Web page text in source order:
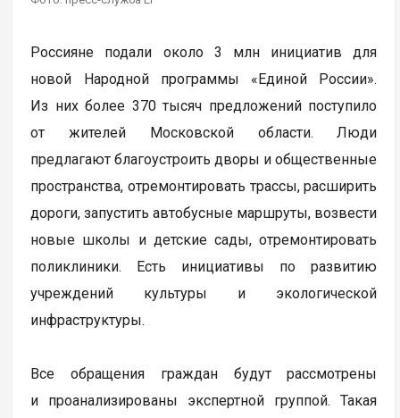
Россияне подали около 3 млн инициатив для
новой Народной программы «Единой России».
Из них более 370 тысяч предложений поступило
от жителей Московской области. Люди
предлагают благоустроить дворы и общественные
пространства, отремонтировать трассы, расширить
дороги, запустить автобусные маршруты, возвести
новые школы и детские сады, отремонтировать
поликлиники. Есть инициативы по развитию
учреждений культуры и экологической
инфраструктуры.
Все обращения граждан будут рассмотрены
и проанализированы экспертной группой. Такая